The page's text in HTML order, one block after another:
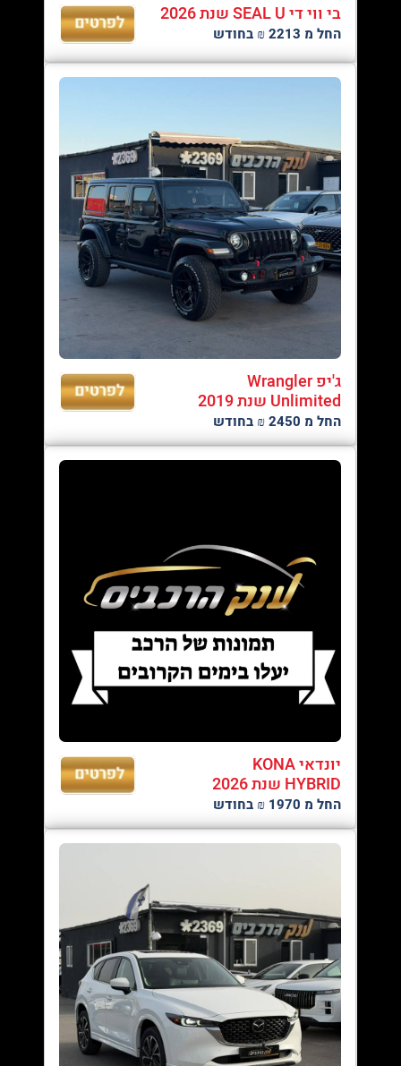
בי ווי די SEAL U שנת 2026
החל מ 2213 ₪ בחודש
ג'יפ Wrangler
Unlimited שנת 2019
החל מ 2450 ₪ בחודש
יונדאי KONA
HYBRID שנת 2026
החל מ 1970 ₪ בחודש